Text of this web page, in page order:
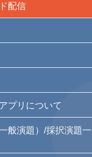
配信
プリについて
般演題）/採択演題一